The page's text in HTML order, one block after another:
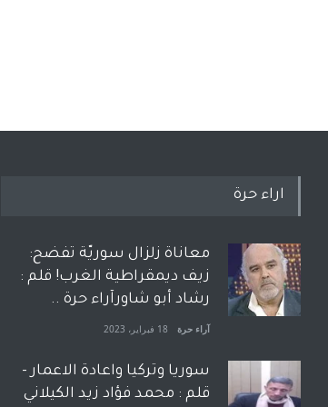
اراء حرة
معاناة زلزال سوريّة تفضح:
زيف ديمقراطية الغرب! قلم :
رشاد أبو شاورآراء حرة ..
آراء حرة 18 فبراير، 2023
سوريا وتركيا واعادة الاعمار -
قلم : محمد فؤاد زيد الكيلاني